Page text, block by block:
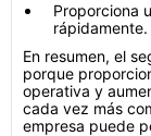
Proporciona
rápidamente.
En resumen, el
porque
operativa y
cada vez más
empresa puede